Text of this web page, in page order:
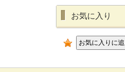
お気に入り